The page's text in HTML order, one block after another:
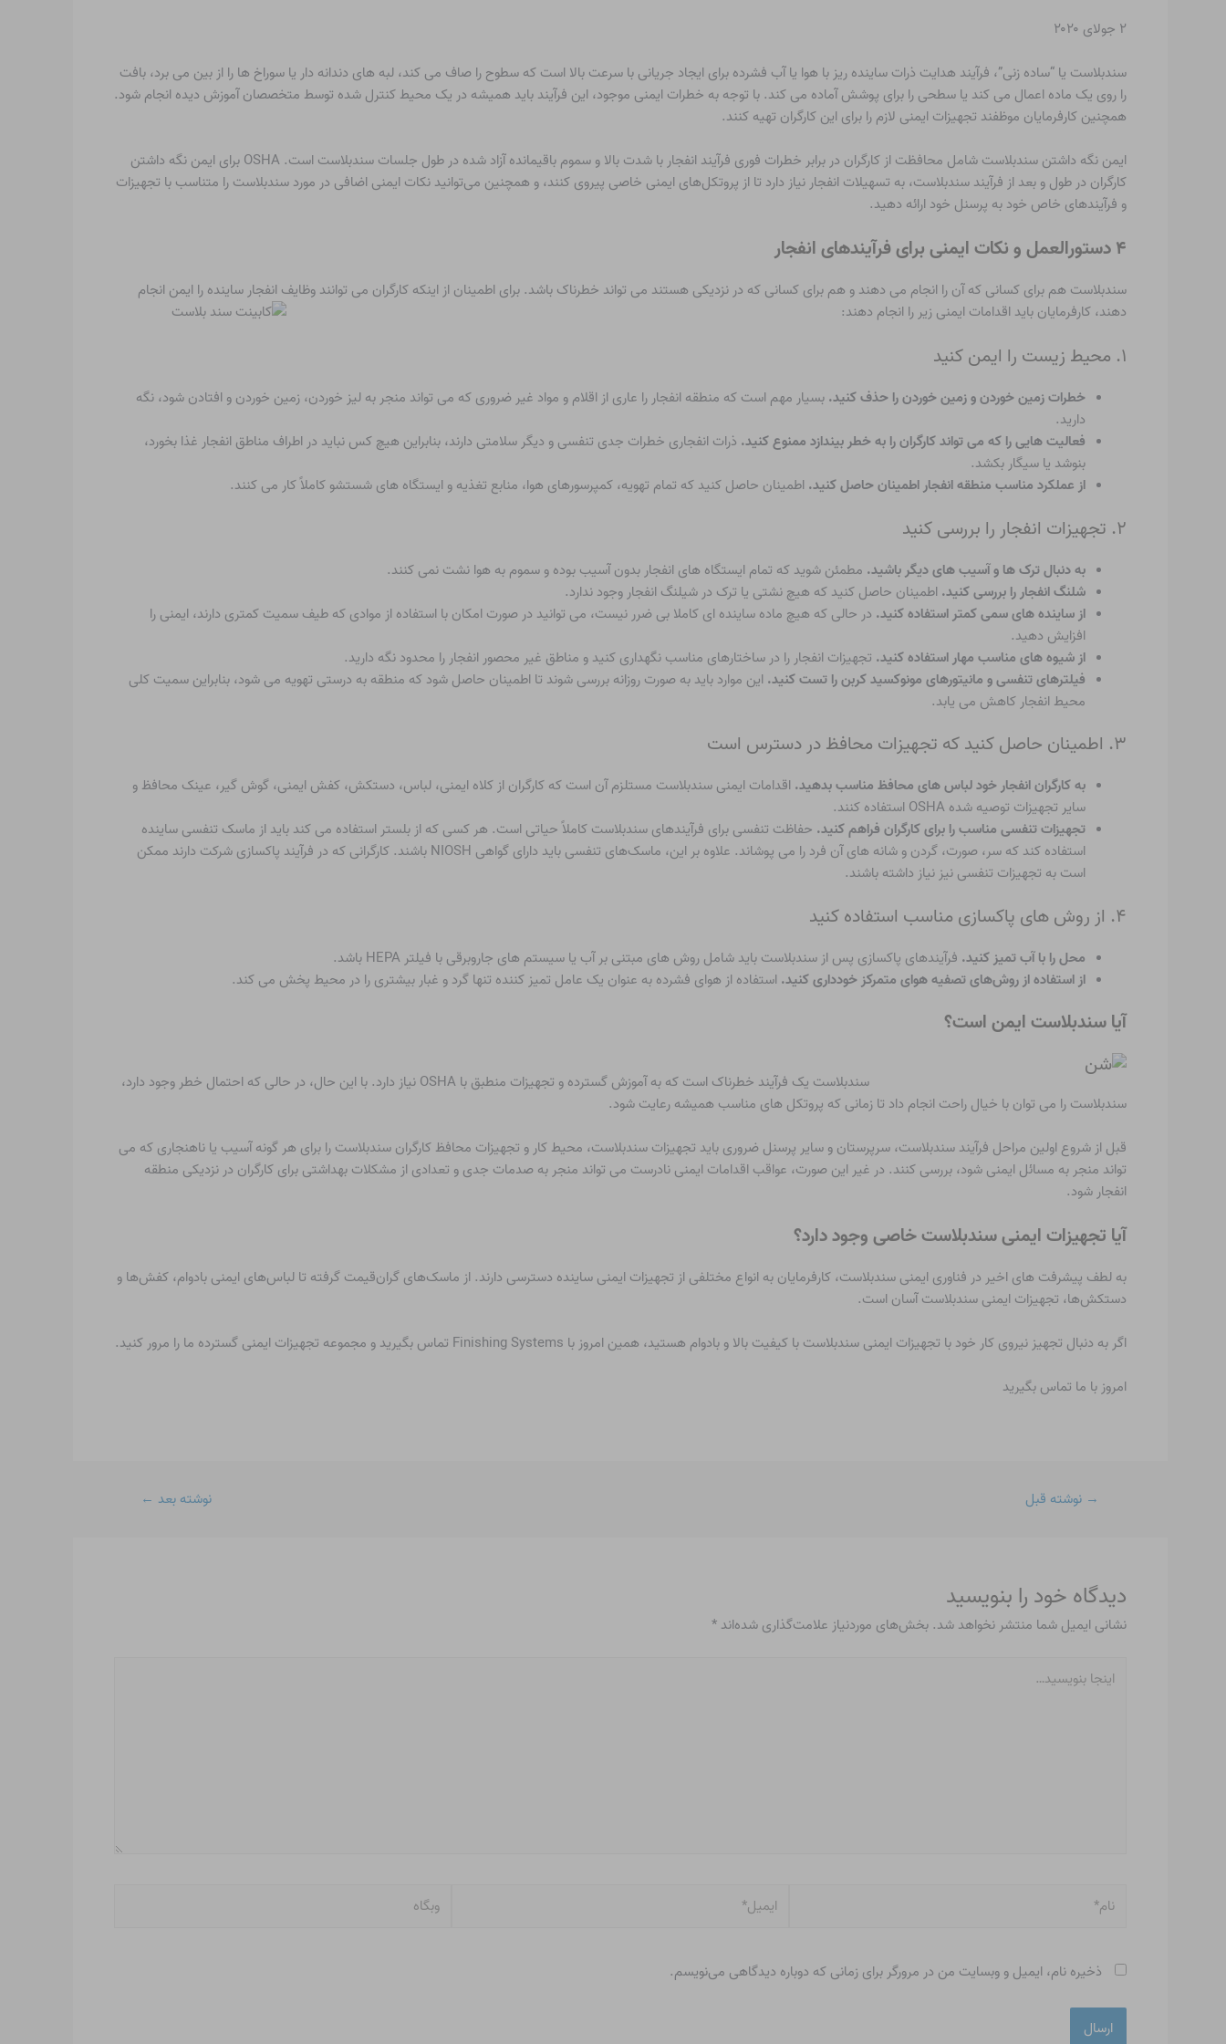
۲ جولای ۲۰۲۰
سندبلاست یا “ساده زنی”، فرآیند هدایت ذرات ساینده ریز با هوا یا آب فشرده برای ایجاد جریانی با سرعت بالا است که سطوح را صاف می کند، لبه های دندانه دار یا سوراخ ها را از بین می برد، بافت
را روی یک ماده اعمال می کند یا سطحی را برای پوشش آماده می کند. با توجه به خطرات ایمنی موجود، این فرآیند باید همیشه در یک محیط کنترل شده توسط متخصصان آموزش دیده انجام شود.
همچنین کارفرمایان موظفند تجهیزات ایمنی لازم را برای این کارگران تهیه کنند.
ایمن نگه داشتن سندبلاست شامل محافظت از کارگران در برابر خطرات فوری فرآیند انفجار با شدت بالا و سموم باقیمانده آزاد شده در طول جلسات سندبلاست است. OSHA برای ایمن نگه داشتن
کارگران در طول و بعد از فرآیند سندبلاست، به تسهیلات انفجار نیاز دارد تا از پروتکل‌های ایمنی خاصی پیروی کنند، و همچنین می‌توانید نکات ایمنی اضافی در مورد سندبلاست را متناسب با تجهیزات
و فرآیندهای خاص خود به پرسنل خود ارائه دهید.
۴ دستورالعمل و نکات ایمنی برای فرآیندهای انفجار
سندبلاست هم برای کسانی که آن را انجام می دهند و هم برای کسانی که در نزدیکی هستند می تواند خطرناک باشد. برای اطمینان از اینکه کارگران می توانند وظایف انفجار ساینده را ایمن انجام
دهند، کارفرمایان باید اقدامات ایمنی زیر را انجام دهند:
۱. محیط زیست را ایمن کنید
خطرات زمین خوردن و زمین خوردن را حذف کنید.بسیار مهم است که منطقه انفجار را عاری از اقلام و مواد غیر ضروری که می تواند منجر به لیز خوردن، زمین خوردن و افتادن شود، نگه
دارید.
فعالیت هایی را که می تواند کارگران را به خطر بیندازد ممنوع کنید. ذرات انفجاری خطرات جدی تنفسی و دیگر سلامتی دارند، بنابراین هیچ کس نباید در اطراف مناطق انفجار غذا بخورد،
بنوشد یا سیگار بکشد.
از عملکرد مناسب منطقه انفجار اطمینان حاصل کنید. اطمینان حاصل کنید که تمام تهویه، کمپرسورهای هوا، منابع تغذیه و ایستگاه های شستشو کاملاً کار می کنند.
۲. تجهیزات انفجار را بررسی کنید
به دنبال ترک ها و آسیب های دیگر باشید. مطمئن شوید که تمام ایستگاه های انفجار بدون آسیب بوده و سموم به هوا نشت نمی کنند.
شلنگ انفجار را بررسی کنید. اطمینان حاصل کنید که هیچ نشتی یا ترک در شیلنگ انفجار وجود ندارد.
از ساینده های سمی کمتر استفاده کنید. در حالی که هیچ ماده ساینده ای کاملا بی ضرر نیست، می توانید در صورت امکان با استفاده از موادی که طیف سمیت کمتری دارند، ایمنی را
افزایش دهید.
از شیوه های مناسب مهار استفاده کنید. تجهیزات انفجار را در ساختارهای مناسب نگهداری کنید و مناطق غیر محصور انفجار را محدود نگه دارید.
فیلترهای تنفسی و مانیتورهای مونوکسید کربن را تست کنید. این موارد باید به صورت روزانه بررسی شوند تا اطمینان حاصل شود که منطقه به درستی تهویه می شود، بنابراین سمیت کلی
محیط انفجار کاهش می یابد.
۳. اطمینان حاصل کنید که تجهیزات محافظ در دسترس است
به کارگران انفجار خود لباس های محافظ مناسب بدهید. اقدامات ایمنی سندبلاست مستلزم آن است که کارگران از کلاه ایمنی، لباس، دستکش، کفش ایمنی، گوش گیر، عینک محافظ و
سایر تجهیزات توصیه شده OSHA استفاده کنند.
تجهیزات تنفسی مناسب را برای کارگران فراهم کنید. حفاظت تنفسی برای فرآیندهای سندبلاست کاملاً حیاتی است. هر کسی که از بلستر استفاده می کند باید از ماسک تنفسی ساینده
استفاده کند که سر، صورت، گردن و شانه های آن فرد را می پوشاند. علاوه بر این، ماسک‌های تنفسی باید دارای گواهی NIOSH باشند. کارگرانی که در فرآیند پاکسازی شرکت دارند ممکن
است به تجهیزات تنفسی نیز نیاز داشته باشند.
۴. از روش های پاکسازی مناسب استفاده کنید
محل را با آب تمیز کنید. فرآیندهای پاکسازی پس از سندبلاست باید شامل روش های مبتنی بر آب یا سیستم های جاروبرقی با فیلتر HEPA باشد.
از استفاده از روش‌های تصفیه هوای متمرکز خودداری کنید. استفاده از هوای فشرده به عنوان یک عامل تمیز کننده تنها گرد و غبار بیشتری را در محیط پخش می کند.
آیا سندبلاست ایمن است؟
سندبلاست یک فرآیند خطرناک است که به آموزش گسترده و تجهیزات منطبق با OSHA نیاز دارد. با این حال، در حالی که احتمال خطر وجود دارد،
سندبلاست را می توان با خیال راحت انجام داد تا زمانی که پروتکل های مناسب همیشه رعایت شود.
قبل از شروع اولین مراحل فرآیند سندبلاست، سرپرستان و سایر پرسنل ضروری باید تجهیزات سندبلاست، محیط کار و تجهیزات محافظ کارگران سندبلاست را برای هر گونه آسیب یا ناهنجاری که می
تواند منجر به مسائل ایمنی شود، بررسی کنند. در غیر این صورت، عواقب اقدامات ایمنی نادرست می تواند منجر به صدمات جدی و تعدادی از مشکلات بهداشتی برای کارگران در نزدیکی منطقه
انفجار شود.
آیا تجهیزات ایمنی سندبلاست خاصی وجود دارد؟
به لطف پیشرفت های اخیر در فناوری ایمنی سندبلاست، کارفرمایان به انواع مختلفی از تجهیزات ایمنی ساینده دسترسی دارند. از ماسک‌های گران‌قیمت گرفته تا لباس‌های ایمنی بادوام، کفش‌ها و
دستکش‌ها، تجهیزات ایمنی سندبلاست آسان است.
اگر به دنبال تجهیز نیروی کار خود با تجهیزات ایمنی سندبلاست با کیفیت بالا و بادوام هستید، همین امروز با Finishing Systems تماس بگیرید و مجموعه تجهیزات ایمنی گسترده ما را مرور کنید.
امروز با ما تماس بگیرید
→ نوشته قبل نوشته بعد ←
دیدگاه‌ خود را بنویسید
نشانی ایمیل شما منتشر نخواهد شد. بخش‌های موردنیاز علامت‌گذاری شده‌اند*
بنویسید…
وبگاه
ذخیره نام، ایمیل و وبسایت من در مرورگر برای زمانی که دوباره دیدگاهی می‌نویسم.